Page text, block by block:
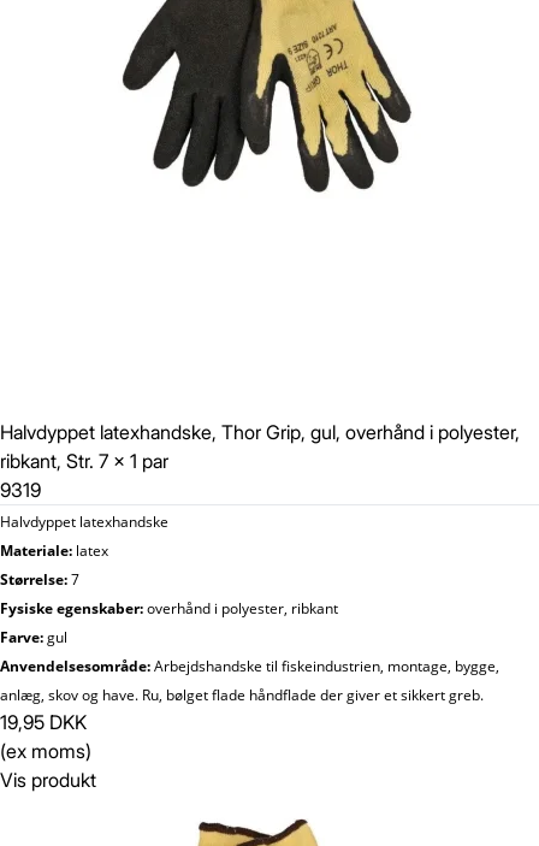
Halvdyppet latexhandske, Thor Grip, gul, overhånd i polyester,
ribkant, Str. 7 x 1 par
9319
Halvdyppet latexhandske
Materiale: latex
Størrelse:7
Fysiske egenskaber:overhånd i polyester, ribkant
Farve:gul
Anvendelsesområde:Arbejdshandske til fiskeindustrien, montage, bygge,
anlæg, skov og have. Ru, bølget flade håndflade der giver et sikkert greb.
19,95 DKK
(ex moms)
Vis produkt